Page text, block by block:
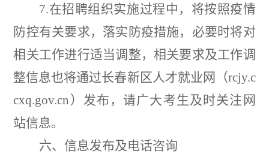
7.在招聘组织实施过程中，将按照疫情
防控有关要求，落实防疫措施，必要时将对
相关工作进行适当调整，相关要求及工作调
整信息也将通过长春新区人才就业网（rcjy.c
cxq.gov.cn ）发布，请广大考生及时关注网
站信息。
六、信息发布及电话咨询